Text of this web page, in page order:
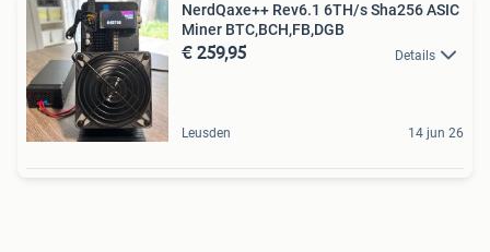
NerdQaxe++ Rev6.1 6TH/s Sha256 ASIC
Miner BTC,BCH,FB,DGB
€ 259,95 Details
Leusden 14 jun 26